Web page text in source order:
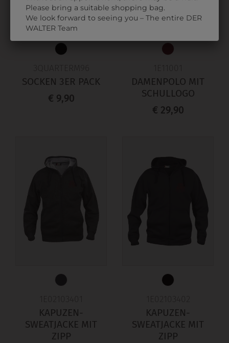
SOCKEN 3ER PACK
€ 9,90
DAMENPOLO MIT
SCHULLOGO
€ 29,90
KAPUZEN-
SWEATJACKE MIT
ZIPP
KAPUZEN-
SWEATJACKE MIT
ZIPP
Please bring a suitable shopping bag.
We look forward to seeing you – The entire DER
WALTER Team